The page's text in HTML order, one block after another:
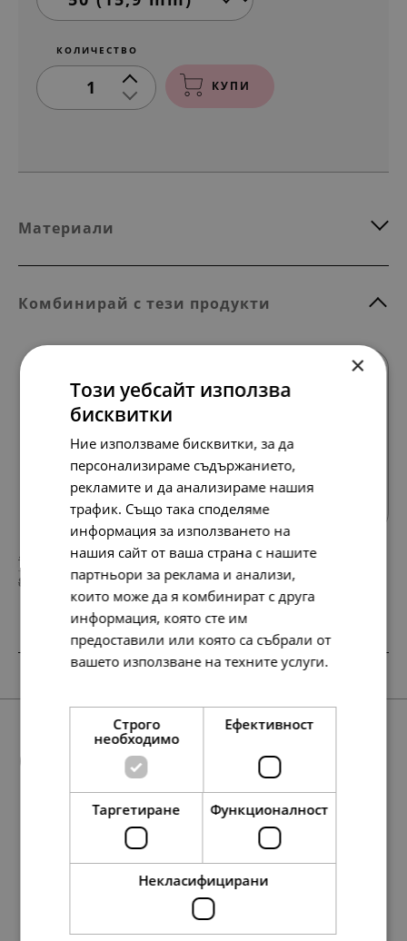
КОЛИЧЕСТВО
1 КУПИ
Материали
Комбинирай с тези продукти
Всички продукти
158. 95.84 лв.
81. 49.00 €
лв. 173. € 117. лв. 60. €
лв. 71. € 168. лв. 86. €
лв. 69. €
SALE
лв. 174.
153. € 89.
лв. 81. € 330. лв. 169. €
лв. 138. лв. 71. €
Още предложения
×
Този уебсайт използва
бисквитки
Ние използваме бисквитки, за да
персонализираме съдържанието,
рекламите и да анализираме нашия
трафик. Също така споделяме
информация за използването на
нашия сайт от ваша страна с нашите
партньори за реклама и анализи,
които може да я комбинират с друга
информация, която сте им
предоставили или която са събрали от
вашето използване на техните услуги.
Строго
необходимо
Ефективност
Таргетиране Функционалност
Некласифицирани